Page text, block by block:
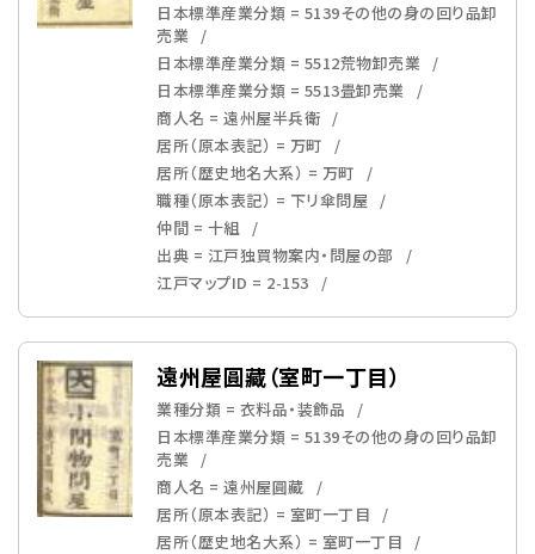
日本標準産業分類 = 5139その他の身の回り品卸
売業
日本標準産業分類 = 5512荒物卸売業
日本標準産業分類 = 5513畳卸売業
商人名 = 遠州屋半兵衛
居所（原本表記） = 万町
居所（歴史地名大系） = 万町
職種（原本表記） = 下リ傘問屋
仲間 = 十組
出典 = 江戸独買物案内・問屋の部
江戸マップID = 2-153
遠州屋圓藏（室町一丁目）
業種分類 = 衣料品・装飾品
日本標準産業分類 = 5139その他の身の回り品卸
売業
商人名 = 遠州屋圓藏
居所（原本表記） = 室町一丁目
居所（歴史地名大系） = 室町一丁目